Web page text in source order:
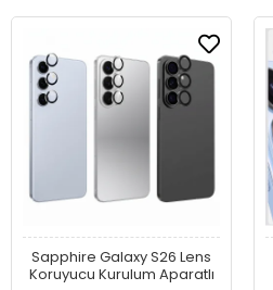
Sapphire Galaxy S26 Lens
Koruyucu Kurulum Aparatlı